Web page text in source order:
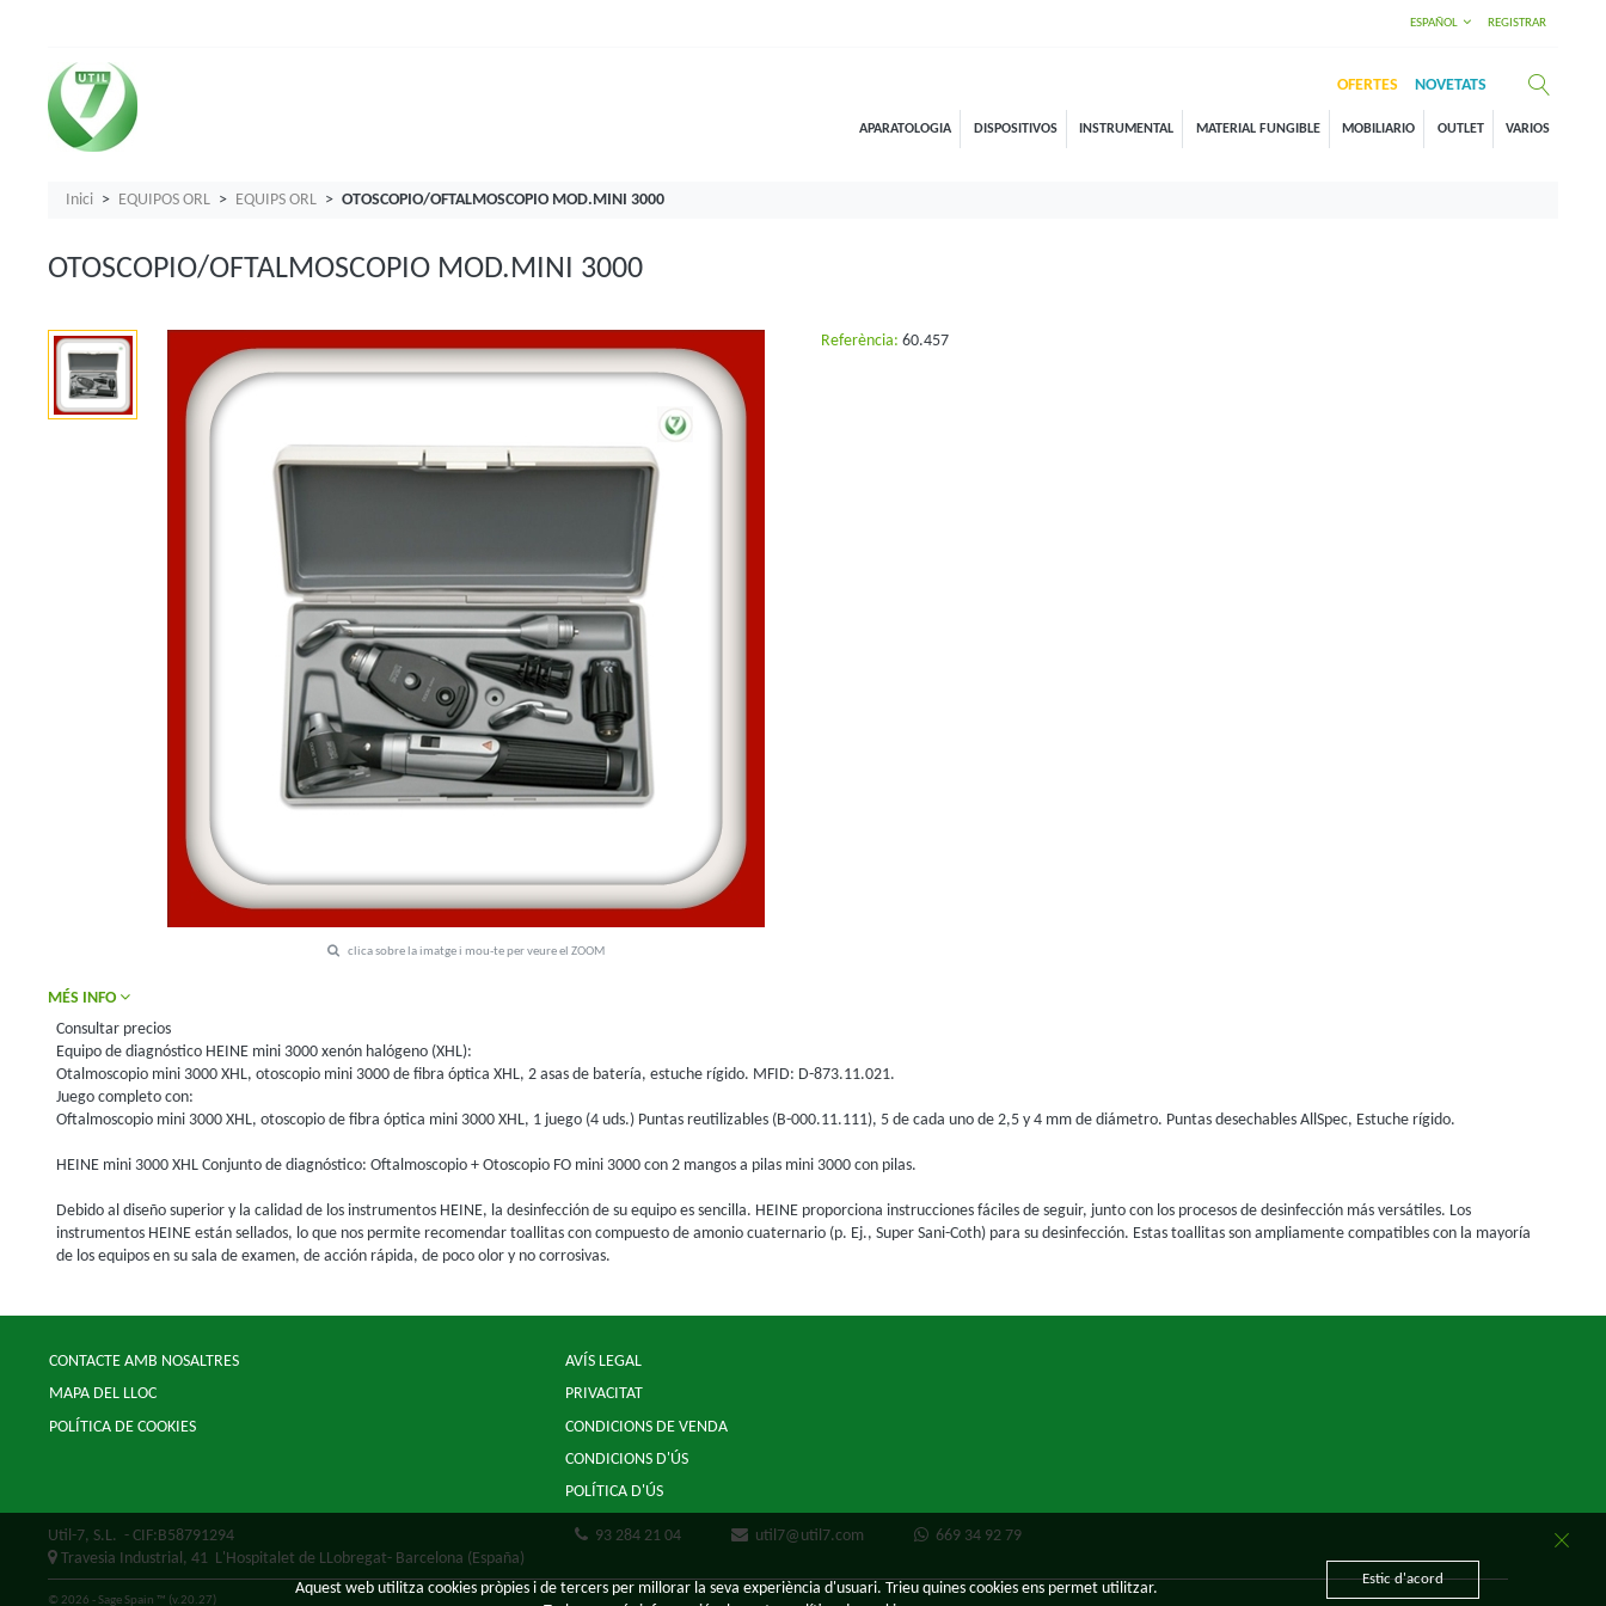
ESPAÑOL REGISTRAR
OFERTES NOVETATS
APARATOLOGIA DISPOSITIVOS INSTRUMENTAL MATERIAL FUNGIBLE MOBILIARIO OUTLET VARIOS
Inici EQUIPOS ORL EQUIPS ORL OTOSCOPIO/OFTALMOSCOPIO MOD.MINI 3000
OTOSCOPIO/OFTALMOSCOPIO MOD.MINI 3000
clica sobre la imatge i mou-te per veure el ZOOM
Referència: 60.457
MÉS INFO
Consultar precios
Equipo de diagnóstico HEINE mini 3000 xenón halógeno (XHL):
Otalmoscopio mini 3000 XHL, otoscopio mini 3000 de fibra óptica XHL, 2 asas de batería, estuche rígido. MFID: D-873.11.021.
Juego completo con:
Oftalmoscopio mini 3000 XHL, otoscopio de fibra óptica mini 3000 XHL, 1 juego (4 uds.) Puntas reutilizables (B-000.11.111), 5 de cada uno de 2,5 y 4 mm de diámetro. Puntas desechables AllSpec, Estuche rígido.
HEINE mini 3000 XHL Conjunto de diagnóstico: Oftalmoscopio + Otoscopio FO mini 3000 con 2 mangos a pilas mini 3000 con pilas.
Debido al diseño superior y la calidad de los instrumentos HEINE, la desinfección de su equipo es sencilla. HEINE proporciona instrucciones fáciles de seguir, junto con los procesos de desinfección más versátiles. Los
instrumentos HEINE están sellados, lo que nos permite recomendar toallitas con compuesto de amonio cuaternario (p. Ej., Super Sani-Coth) para su desinfección. Estas toallitas son ampliamente compatibles con la mayoría
de los equipos en su sala de examen, de acción rápida, de poco olor y no corrosivas.
CONTACTE AMB NOSALTRES
MAPA DEL LLOC
POLÍTICA DE COOKIES
AVÍS LEGAL
PRIVACITAT
CONDICIONS DE VENDA
CONDICIONS D'ÚS
POLÍTICA D'ÚS
Util-7, S.L. - CIF:B58791294
Travesia Industrial, 41 L'Hospitalet de LLobregat- Barcelona (España)
93 284 21 04 util7@util7.com 669 34 92 79
© 2026 - Sage Spain ™ (v.20.27)
Aquest web utilitza cookies pròpies i de tercers per millorar la seva experiència d'usuari. Trieu quines cookies ens permet utilitzar.
Estic d'acord